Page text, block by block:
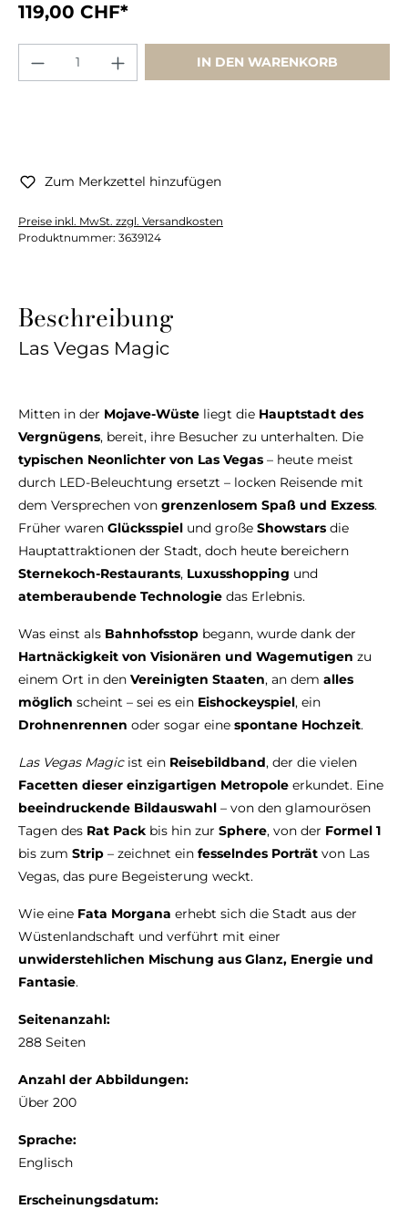
119,00 CHF*
IN DEN WARENKORB
Zum Merkzettel hinzufügen
Preise inkl. MwSt. zzgl. Versandkosten
Produktnummer: 3639124
Beschreibung
Las Vegas Magic
Mitten in der Mojave-Wüste liegt die Hauptstadt des
Vergnügens, bereit, ihre Besucher zu unterhalten. Die
typischen Neonlichter von Las Vegas – heute meist
durch LED-Beleuchtung ersetzt – locken Reisende mit
dem Versprechen von grenzenlosem Spaß und Exzess.
Früher waren Glücksspiel und große Showstars die
Hauptattraktionen der Stadt, doch heute bereichern
Sternekoch-Restaurants, Luxusshopping und
atemberaubende Technologie das Erlebnis.
Was einst als Bahnhofsstop begann, wurde dank der
Hartnäckigkeit von Visionären und Wagemutigen zu
einem Ort in den Vereinigten Staaten, an dem alles
möglich scheint – sei es ein Eishockeyspiel, ein
Drohnenrennen oder sogar eine spontane Hochzeit.
Las Vegas Magicist ein Reisebildband, der die vielen
Facetten dieser einzigartigen Metropole erkundet. Eine
beeindruckende Bildauswahl – von den glamourösen
Tagen des Rat Pack bis hin zur Sphere, von der Formel 1
bis zum Strip – zeichnet ein fesselndes Porträt von Las
Vegas, das pure Begeisterung weckt.
Wie eine Fata Morgana erhebt sich die Stadt aus der
Wüstenlandschaft und verführt mit einer
unwiderstehlichen Mischung aus Glanz, Energie und
Fantasie.
Seitenanzahl:
288 Seiten
Anzahl der Abbildungen:
Über 200
Sprache:
Englisch
Erscheinungsdatum: